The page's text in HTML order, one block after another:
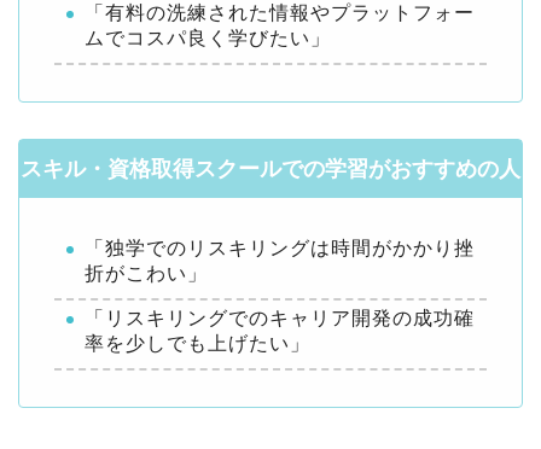
「有料の洗練された情報やプラットフォー
ムでコスパ良く学びたい」
スキル・資格取得スクールでの学習がおすすめの人
「独学でのリスキリングは時間がかかり挫
折がこわい」
「リスキリングでのキャリア開発の成功確
率を少しでも上げたい」